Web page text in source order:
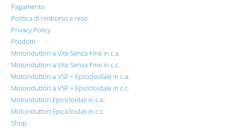
Pagamento
Politica di rimborso e reso
Privacy Policy
Prodotti
Motoriduttori a Vite Senza Fine in c.a.
Motoriduttori a Vite Senza Fine in c.c.
Motoriduttori a VSF + Epicicloidale in c.a.
Motoriduttori a VSF + Epicicloidale in c.c.
Motoriduttori Epicicloidali in c.a.
Motoriduttori Epicicloidali in c.c.
Shop